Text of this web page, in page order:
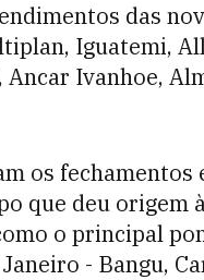
das
Iguatemi,
Ancar Ivanhoe,
os fechamentos
que deu origem
o principal
- Bangu,